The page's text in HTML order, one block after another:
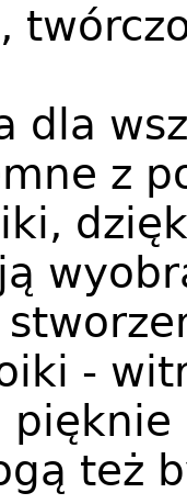
dla
z
-
też